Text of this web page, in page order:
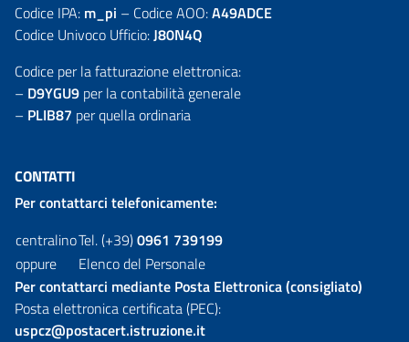
Codice IPA: m_pi – Codice AOO:A49ADCE
Codice Univoco Ufficio:J80N4Q
Codice per la fatturazione elettronica:
– D9YGU9 per la contabilità generale
– PLIB87 per quella ordinaria
CONTATTI
Per contattarci telefonicamente:
centralinoTel. (+39)0961 739199
oppure
Elenco del Personale
Per contattarci mediante Posta Elettronica (consigliato)
Posta elettronica certificata (PEC):
uspcz@postacert.istruzione.it